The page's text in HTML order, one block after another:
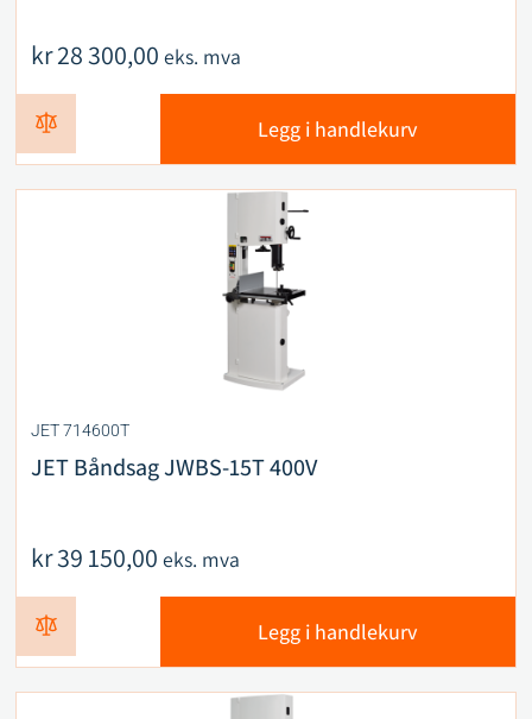
kr28 300,00 eks. mva
Legg i handlekurv
JET 714600T
JET Båndsag JWBS-15T 400V
kr39 150,00 eks. mva
Legg i handlekurv